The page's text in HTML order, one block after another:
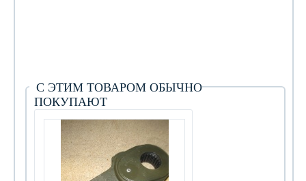
С ЭТИМ ТОВАРОМ ОБЫЧНО
ПОКУПАЮТ